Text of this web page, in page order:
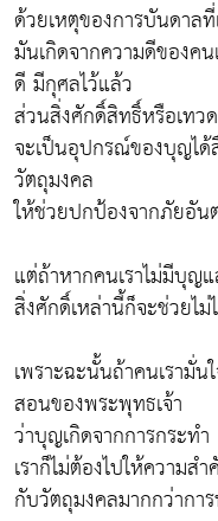
ด้วยเหตุของการบันดาล
มันเกิดจากความดีของคน
ดี มีกุศลไว้แล้ว
ส่วนสิ่งศักดิ์สิทธิ์หรือเทว
จะเป็นอุปกรณ์ของบุญได้
วัตถุมงคล
ให้ช่วยปกป้องจากภัยอัน
แต่ถ้าหากคนเราไม่มีบุญ
สิ่งศักดิ์เหล่านี้ก็จะช่วยไม่
เพราะฉะนั้นถ้าคนเรามั่น
สอนของพระพุทธเจ้า
ว่าบุญเกิดจากการกระทำ
เราก็ไม่ต้องไปให้ความส
กับวัตถุมงคลมากกว่ากา